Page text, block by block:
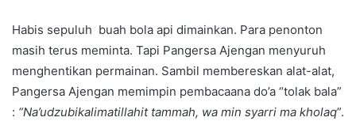
Habis sepuluh buah bola api dimainkan. Para penonton
masih terus meminta. Tapi Pangersa Ajengan menyuruh
menghentikan permainan. Sambil membereskan alat-alat,
Pangersa Ajengan memimpin pembacaana do’a “tolak bala”
: “Na’udzubikalimatillahit tammah, wa min syarri ma kholaq”.